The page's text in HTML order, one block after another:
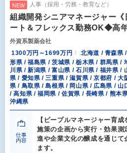
NEW 人事（採用・労務・教育など）
組織開発シニアマネージャー
ート＆フレックス勤務OK◆高
外資系製薬会社
1300万円～1699万円
北海道 / 青森県
形県 / 福島県 / 茨城県 / 栃木県 / 群馬県 /
川県 / 新潟県 / 富山県 / 石川県 / 福井県 /
県 / 愛知県 / 三重県 / 滋賀県 / 京都府 / 大
県 / 鳥取県 / 島根県 / 岡山県 / 広島県 / 山
/ 高知県 / 福岡県 / 佐賀県 / 長崎県 / 熊本
沖縄県
仕事
内容
【ピープルマネージャー育
施策の企画から実行・効果
進や企業文化の醸成を通じて
ます。